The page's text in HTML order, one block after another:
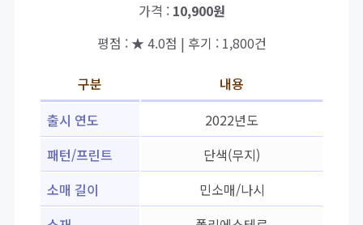
가격 : 10,900원
평점 : ★ 4.0점 | 후기 : 1,800건
구분
내용
출시 연도
2022년도
패턴/프린트
단색(무지)
소매 길이
민소매/나시